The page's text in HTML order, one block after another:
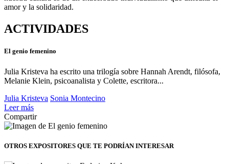
amor y la solidaridad.
ACTIVIDADES
El genio femenino
Julia Kristeva ha escrito una trilogía sobre Hannah Arendt, filósofa,
Melanie Klein, psicoanalista y Colette, escritora...
Julia Kristeva Sonia Montecino
Leer más
Compartir
OTROS EXPOSITORES QUE TE PODRÍAN INTERESAR